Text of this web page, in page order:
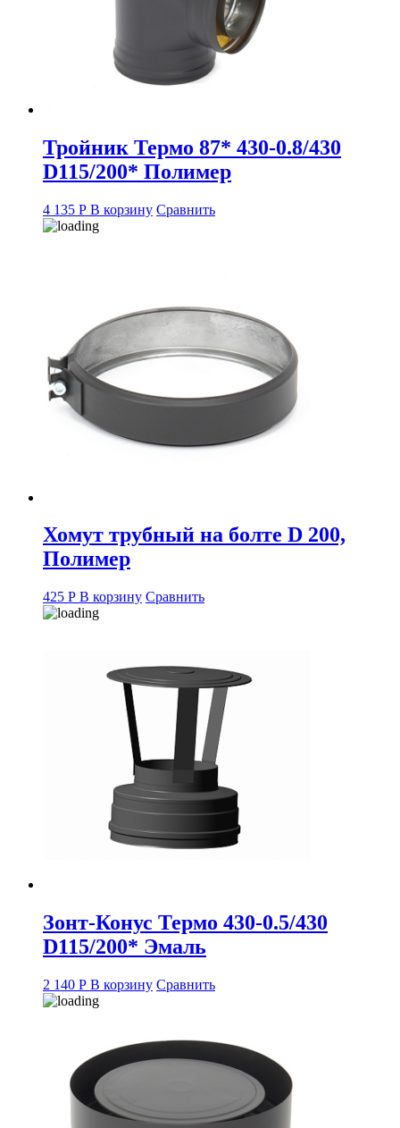
Тройник Термо 87* 430-0.8/430
D115/200* Полимер
4 135 Р В корзину Сравнить
Хомут трубный на болте D 200,
Полимер
425 Р В корзину Сравнить
Зонт-Конус Термо 430-0.5/430
D115/200* Эмаль
2 140 Р В корзину Сравнить